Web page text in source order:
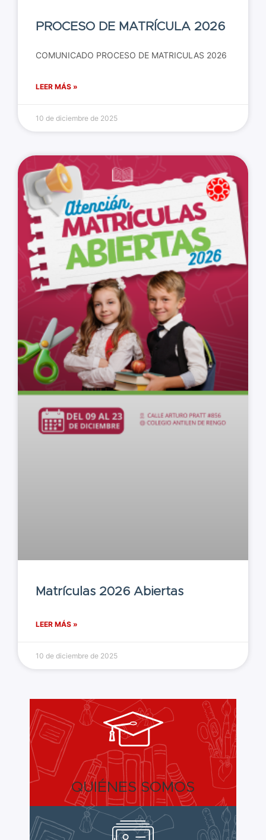
PROCESO DE MATRÍCULA 2026
COMUNICADO PROCESO DE MATRICULAS 2026
LEER MÁS »
10 de diciembre de 2025
Matrículas 2026 Abiertas
LEER MÁS »
10 de diciembre de 2025
QUIÉNES SOMOS